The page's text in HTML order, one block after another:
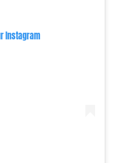
Instagram